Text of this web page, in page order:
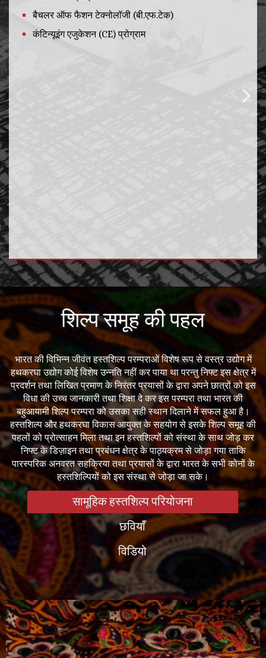
बैचलर ऑफ फैशन टेक्नोलॉजी (बी.एफ.टेक)
कंटिन्यूइंग एजुकेशन (CE) प्रोग्राम
शिल्प समूह की पहल
भारत की विभिन्न जीवंत हस्तशिल्प परम्पराओं विशेष रूप से वस्त्र उद्योग में
हथकरघा उद्योग कोई विशेष उन्नति नहीं कर पाया था परन्तु निफ्ट इस क्षेत्र में
प्रदर्शन तथा लिखित प्रमाण के निरंतर प्रयासों के द्वारा अपने छात्रों को इस
विधा की उच्च जानकारी तथा शिक्षा दे कर इस परम्परा तथा भारत की
बहुआयामी शिल्प परम्परा को उसका सही स्थान दिलाने में सफल हुआ है।
हस्तशिल्प और हथकरघा विकास आयुक्त के सहयोग से इसके शिल्प समूह की
पहलों को प्रोत्साहन मिला तथा इन हस्तशिल्पों को संस्था के साथ जोड़ कर
निफ्ट के डिज़ाइन तथा प्रबंधन क्षेत्र के पाठ्यक्रम से जोड़ा गया ताकि
पारस्परिक अनवरत सहक्रिया तथा प्रयासों के द्वारा भारत के सभी कोनों के
हस्तशिल्पियों को इस संस्था से जोड़ा जा सके।
सामूहिक हस्तशिल्प परियोजना
छवियाँ
विडियो